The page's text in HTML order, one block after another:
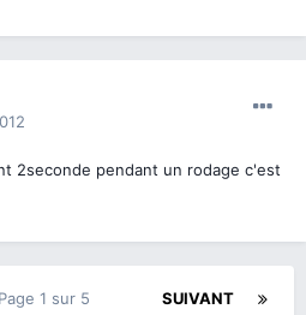
2seconde pendant un rodage c'est
SUIVANT
Page 1 sur 5